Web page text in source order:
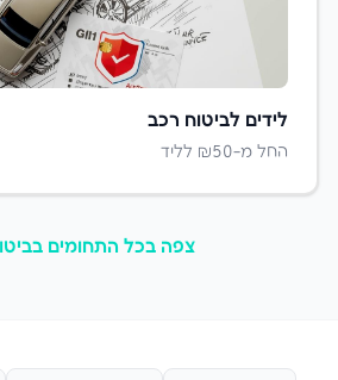
לידים לביטוח רכב
החל מ-₪50 לליד
צפה בכל התחומים ב